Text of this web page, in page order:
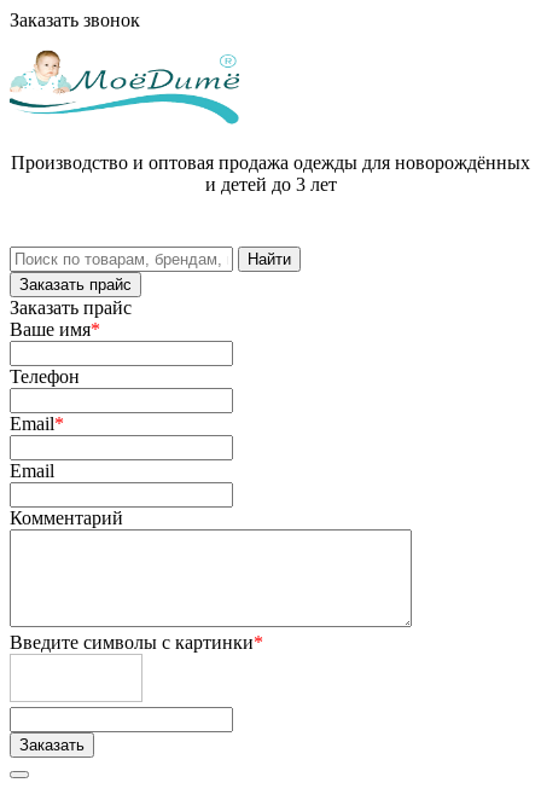
Заказать звонок
Производство и оптовая продажа одежды для новорождённых
и детей до 3 лет
Заказать прайс
Заказать прайс
Ваше имя*
Телефон
Email*
Email
Комментарий
Введите символы с картинки*